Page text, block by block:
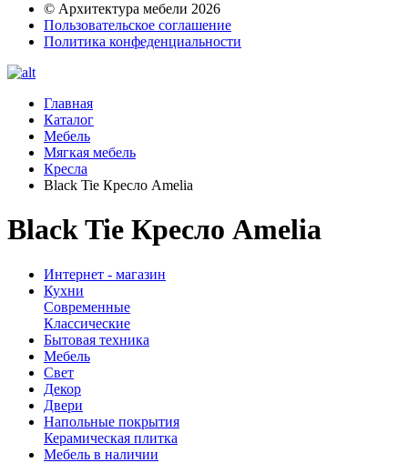
© Архитектура мебели 2026
Пользовательское соглашение
Политика конфеденциальности
Главная
Каталог
Мебель
Мягкая мебель
Кресла
Black Tie Кресло Amelia
Black Tie Кресло Amelia
Интернет - магазин
Кухни
Современные
Классические
Бытовая техника
Мебель
Свет
Декор
Двери
Напольные покрытия
Керамическая плитка
Мебель в наличии